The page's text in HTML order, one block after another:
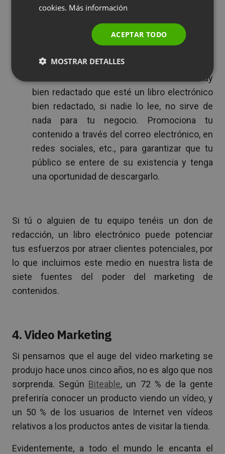
portada atractiva. Y si no se te dan muy bien
las artes gráficas, contrata a un profesional
para que la diseñe. Estamos seguros de que
será un dinero bien gastado.
Por muy
bien redactado que esté un libro electrónico
bien redactado, si nadie lo lee, no sirve de
nada para tu negocio. Promociona tu
contenido a través del correo electrónico, en
redes sociales, etc., para garantizar que tu
público se entere de su existencia y tenga
una oportunidad de descargarlo.
Si tú o alguien de tu equipo tenéis un don de
redacción, un libro electrónico puede potenciar
tus esfuerzos por atraer clientes potenciales, por
lo que incluimos este medio en nuestra lista de
siete fuentes del poder del marketing de
contenidos.
4. Video Marketing
Si pensamos que el auge del video marketing se
produjo hace unos cinco años, no es algo que nos
sorprenda. Según Biteable, un 72 % de la gente
preferiría conocer un producto viendo un vídeo, y
un 50 % de los usuarios de Internet ven vídeos
relativos a los productos antes de visitar la tienda.
Evidentemente, a todo el mundo le encanta el
RUSSIAN
SPANISH
cookies. Más información
ACEPTAR TODO
MOSTRAR DETALLES